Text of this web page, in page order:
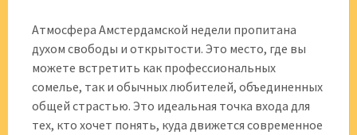
Атмосфера Амстердамской недели пропитана
духом свободы и открытости. Это место, где вы
можете встретить как профессиональных
сомелье, так и обычных любителей, объединенных
общей страстью. Это идеальная точка входа для
тех, кто хочет понять, куда движется современное